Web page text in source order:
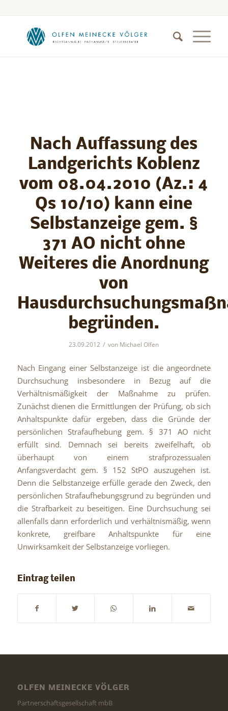
Nach Auffassung des
Landgerichts Koblenz
vom 08.04.2010 (Az.: 4
Qs 10/10) kann eine
Selbstanzeige gem. §
371 AO nicht ohne
Weiteres die Anordnung
von
begründen.
23.09.2012 / von Michael Olfen
Nach Eingang einer Selbstanzeige ist die angeordnete
Durchsuchung insbesondere in Bezug auf die
Verhältnismäßigkeit der Maßnahme zu prüfen.
Zunächst dienen die Ermittlungen der Prüfung, ob sich
Anhaltspunkte dafür ergeben, dass die Gründe der
persönlichen Strafaufhebung gem. § 371 AO nicht
erfüllt sind. Demnach sei bereits zweifelhaft, ob
überhaupt von einem strafprozessualen
Anfangsverdacht gem. § 152 StPO auszugehen ist.
Denn die Selbstanzeige erfülle gerade den Zweck, den
persönlichen Strafaufhebungsgrund zu begründen und
die Strafbarkeit zu beseitigen. Eine Durchsuchung sei
allenfalls dann erforderlich und verhältnismäßig, wenn
konkrete, greifbare Anhaltspunkte für eine
Unwirksamkeit der Selbstanzeige vorliegen.
Eintrag teilen
OLFEN MEINECKE VÖLGER
Partnerschaftsgesellschaft mbB